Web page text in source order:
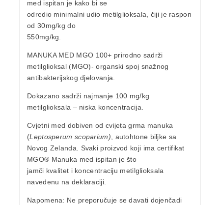
med ispitan je kako bi se
odredio minimalni udio metilglioksala, čiji je raspon
od 30mg/kg do
550mg/kg.
MANUKA MED MGO 100+ prirodno sadrži
metilglioksal(MGO)- organski spoj snažnog
antibakterijskog djelovanja.
Dokazano sadrži najmanje 100 mg/kg
metilglioksala – niska koncentracija.
Cvjetni med dobiven od cvijeta grma manuka
(Leptosperum scoparium), autohtone biljke sa
Novog Zelanda. Svaki proizvod koji ima certifikat
MGO® Manuka med ispitan je što
jamči kvalitet i koncentraciju metilglioksala
navedenu na deklaraciji.
Napomena: Ne preporučuje se davati dojenčadi